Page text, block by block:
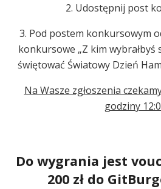
2. Udostępnij post
3. Pod postem konkursowym
konkursowe „Z kim
świętować Światowy Dzień
Na Wasze zgłoszenia
godziny
Do wygrania jest
200 zł do